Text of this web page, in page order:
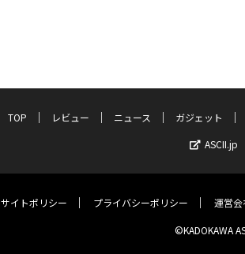
TOP レビュー ニュース ガジェット
ASCII.jp
サイトポリシー プライバシーポリシー 運営会
©KADOKAWA